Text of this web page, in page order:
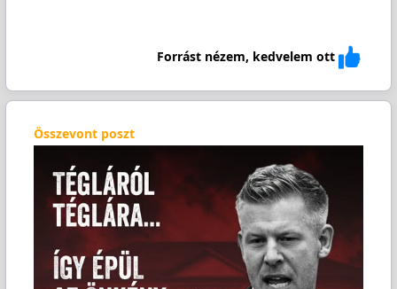
Forrást nézem, kedvelem ott
Összevont poszt